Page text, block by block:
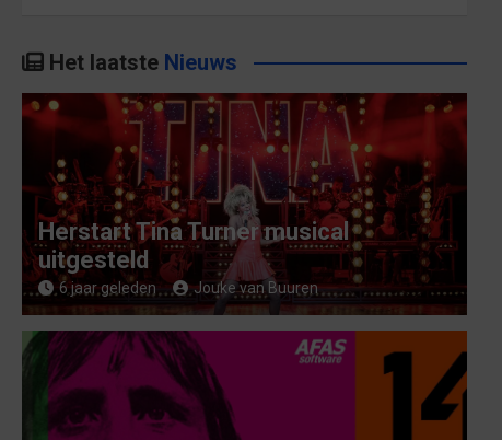
e
n
Het laatste Nieuws
Herstart Tina Turner musical
uitgesteld
6 jaar geleden Jouke van Buuren